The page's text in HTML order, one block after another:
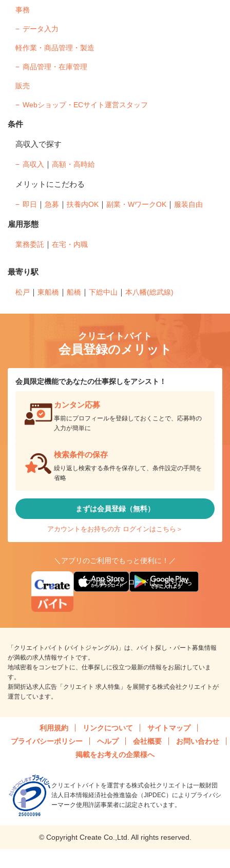
事務
データ入力
軽作業・商品管理・製造
商品管理・在庫管理
販売
Webショップ・ECサイト運営スタッフ
条件
高収入で探す
高収入 ｜ 高額・高時給
メリットにこだわる
即日 ｜ 急募 ｜ 扶養内OK ｜ 副業・WワークOK ｜ 服装自由
雇用形態
業務委託 ｜ 在宅・内職
最寄り駅
松戸 ｜ 東船橋 ｜ 船橋 ｜ 下総中山 ｜ 本八幡(総武線)
クリエイトバイト
会員登録のメリット
会員限定機能であなたの仕事探しをアシスト！
カンタン応募
事前にプロフィールを登録しておくことで、応募時の
入力が簡単に
検索条件の保存
繰り返し検索する条件を保存して、条件設定の手間を
省略
まずは会員登録（無料）
アカウントをお持ちの方 ログインはこちら＞
＼アプリのご利用でもっと便利に！／
アプリ版ダウンロードはこちらから
「クリエイトバイト (バイトジャングル)」は、バイト探し・パート募集情報
が満載の求人情報サイトです。
地域密着をコンセプトに、仕事探しに役立つ最新の情報をお届けしていま
す。
新聞折込求人広告「クリエイト 求人特集」を展開する株式会社クリエイトが
運営しています。
利用規約 リンクについて
サイトマップ
プライバシーポリシー
ヘルプ 会社概要
お問い合わせ
掲載をお考えの企業様へ
クリエイトバイトを運営する株式会社クリエイトは一般財団
法人日本情報経済社会推進協会（JIPDEC）によりプライバシ
ーマーク使用許諾事業者に認定されています。
© Copyright Create Co.,Ltd. All rights reserved.